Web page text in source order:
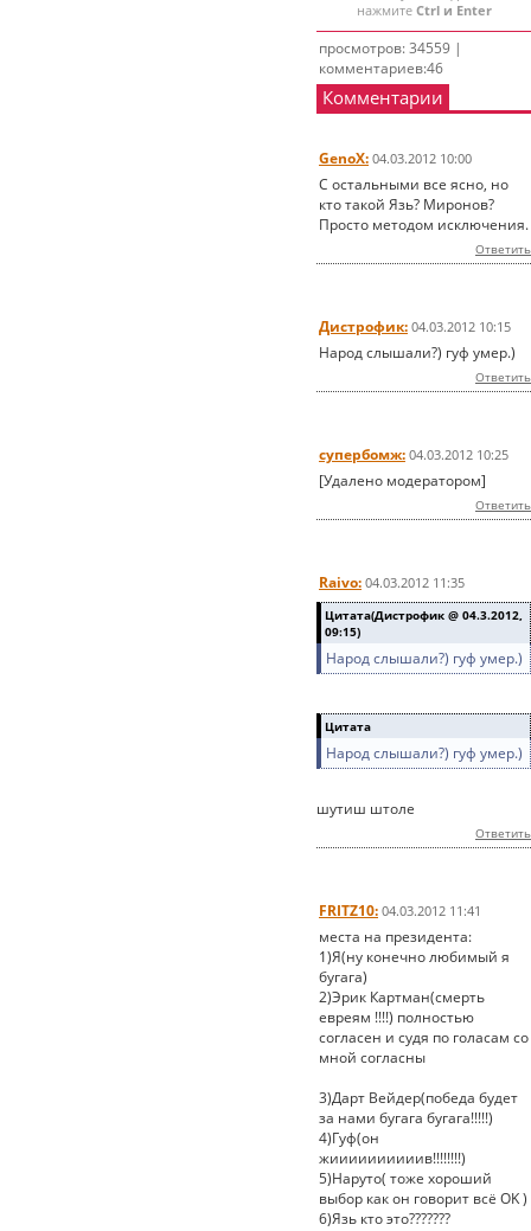
нажмите Ctrl и Enter
просмотров: 34559 |
комментариев:46
Комментарии
GenoX: 04.03.2012 10:00
С остальными все ясно, но
кто такой Язь? Миронов?
Просто методом исключения.
Ответить
Дистрофик: 04.03.2012 10:15
Народ слышали?) гуф умер.)
Ответить
супербомж: 04.03.2012 10:25
[Удалено модератором]
Ответить
Raivo: 04.03.2012 11:35
Цитата(Дистрофик @ 04.3.2012,
09:15)
Народ слышали?) гуф умер.)
Цитата
Народ слышали?) гуф умер.)
шутиш штоле
Ответить
FRITZ10: 04.03.2012 11:41
места на президента:
1)Я(ну конечно любимый я
бугага)
2)Эрик Картман(смерть
евреям !!!!) полностью
согласен и судя по голасам со
мной согласны
3)Дарт Вейдер(победа будет
за нами бугага бугага!!!!!)
4)Гуф(он
жиииииииииив!!!!!!!!)
5)Наруто( тоже хороший
выбор как он говорит всё OK )
6)Язь кто это???????